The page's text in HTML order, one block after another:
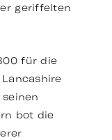
geriffelten
für die
bot die